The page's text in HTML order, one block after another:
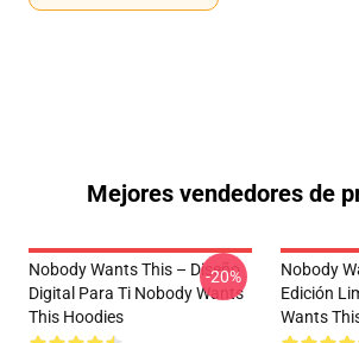
Mejores vendedores de
Nobody Wants This – Diseño
Digital Para Ti Nobody Wants
This Hoodies
-20%
Nobody
Edición
Wants